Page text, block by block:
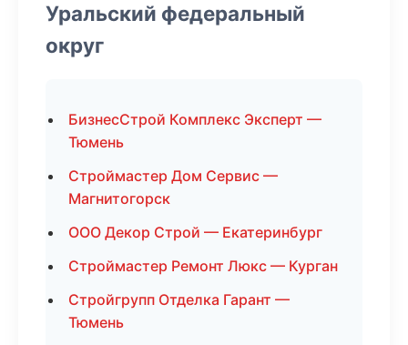
Уральский федеральный
округ
БизнесСтрой Комплекс Эксперт —
Тюмень
Строймастер Дом Сервис —
Магнитогорск
ООО Декор Строй — Екатеринбург
Строймастер Ремонт Люкс — Курган
Стройгрупп Отделка Гарант —
Тюмень